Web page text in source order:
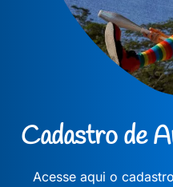
Cadastro de
Acesse aqui o